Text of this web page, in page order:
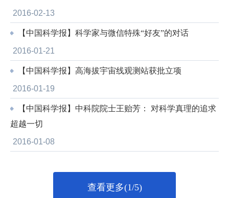
2016-02-13
【中国科学报】科学家与微信特殊“好友”的对话
2016-01-21
【中国科学报】高海拔宇宙线观测站获批立项
2016-01-19
【中国科学报】中科院院士王贻芳： 对科学真理的追求
超越一切
2016-01-08
查看更多(1/5)